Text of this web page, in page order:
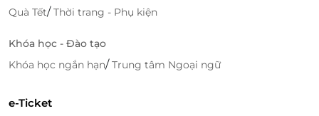
Quà Tết/Thời trang - Phụ kiện
Khóa học - Đào tạo
Khóa học ngắn hạn/Trung tâm Ngoại ngữ
e-Ticket